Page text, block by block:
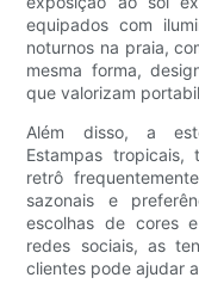
equipados com
noturnos na praia,
mesma forma,
que valorizam
Além disso, a
Estampas
retrô
sazonais e
escolhas de cores
redes sociais, as
clientes pode ajudar